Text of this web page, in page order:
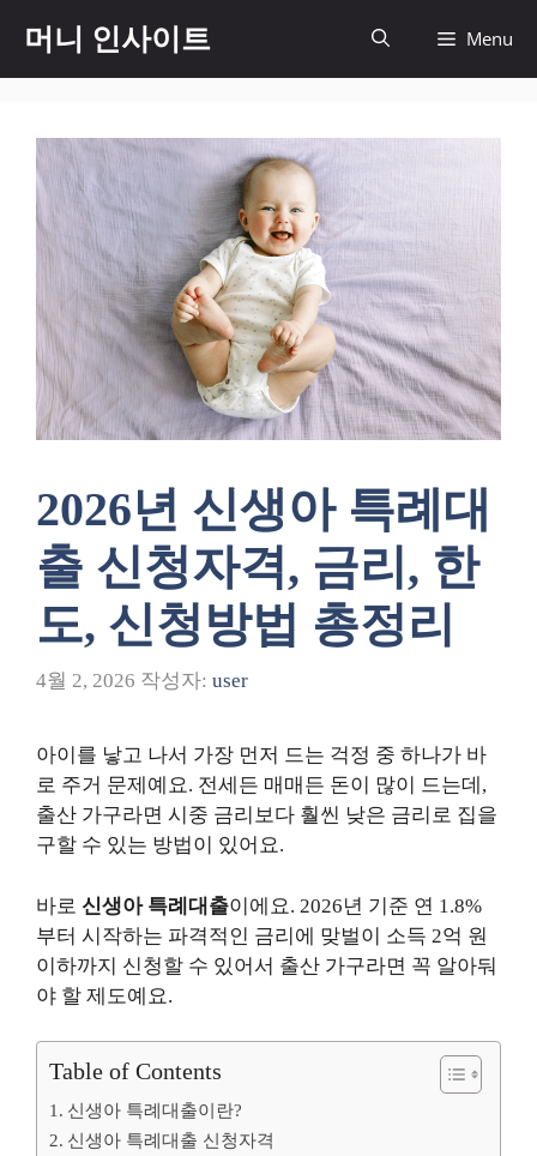
츠
머니 인사이트 Menu
2026년 신생아 특례대
출 신청자격, 금리, 한
도, 신청방법 총정리
4월 2, 2026 작성자: user
아이를 낳고 나서 가장 먼저 드는 걱정 중 하나가 바
로 주거 문제예요. 전세든 매매든 돈이 많이 드는데,
출산 가구라면 시중 금리보다 훨씬 낮은 금리로 집을
구할 수 있는 방법이 있어요.
바로 신생아 특례대출이에요. 2026년 기준 연 1.8%
부터 시작하는 파격적인 금리에 맞벌이 소득 2억 원
이하까지 신청할 수 있어서 출산 가구라면 꼭 알아둬
야 할 제도예요.
Table of Contents
신생아 특례대출이란?
신생아 특례대출 신청자격